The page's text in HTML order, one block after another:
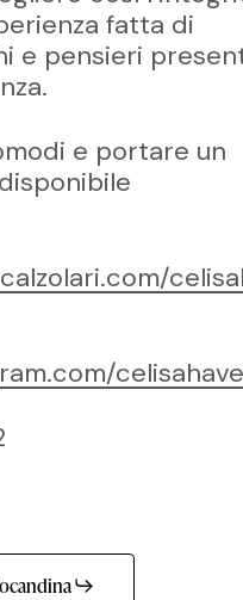
fatta di
e pensieri
e portare un